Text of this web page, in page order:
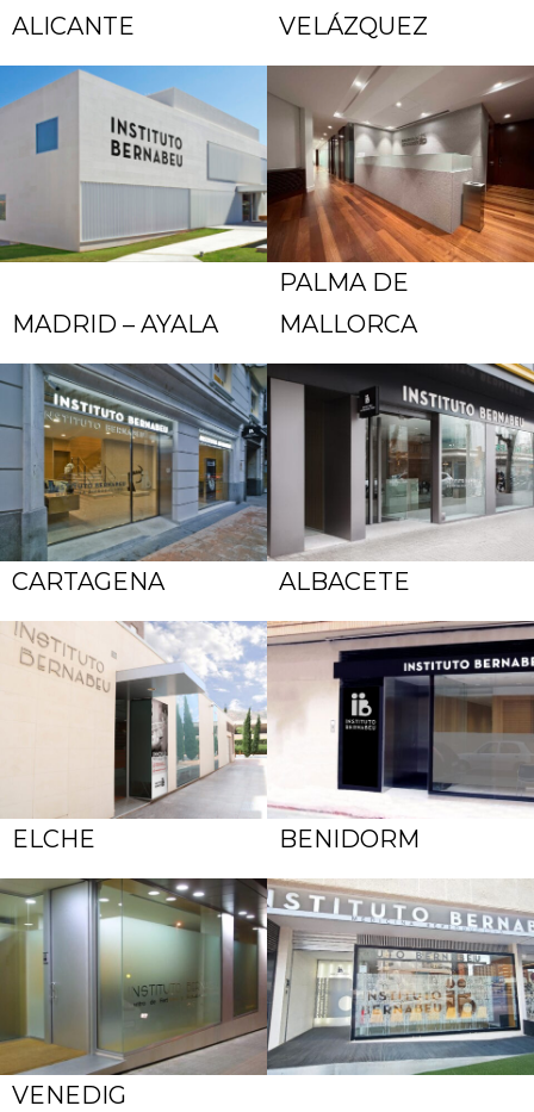
ALICANTE
VELÁZQUEZ
MADRID – AYALA
PALMA DE
MALLORCA
CARTAGENA ALBACETE
ELCHE BENIDORM
VENEDIG